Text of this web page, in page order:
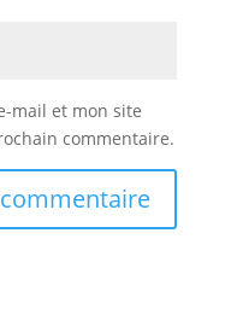
mail et mon site
commentaire.